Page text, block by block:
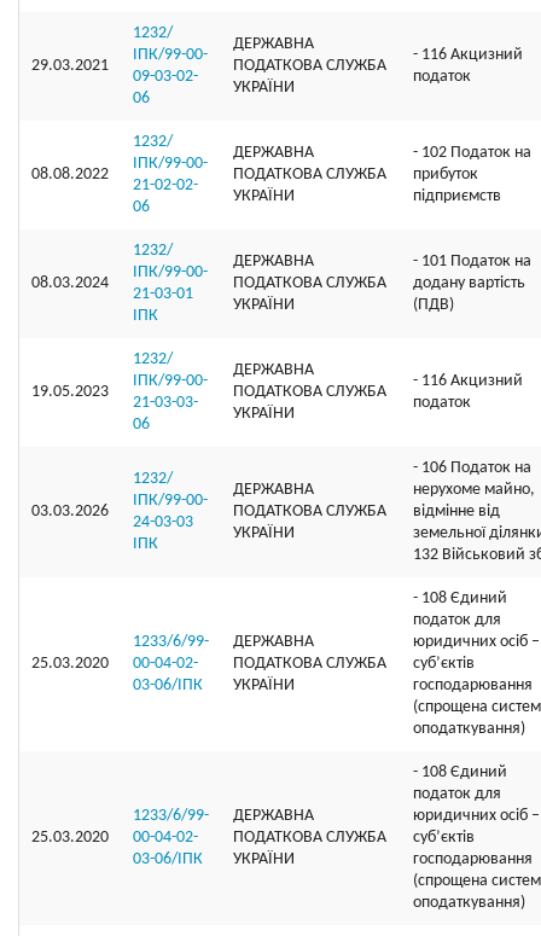
29.03.2021
1232/
ІПК/99-00-
09-03-02-
06
ДЕРЖАВНА
ПОДАТКОВА СЛУЖБА
УКРАЇНИ
- 116 Акцизний
податок
08.08.2022
1232/
ІПК/99-00-
21-02-02-
06
ДЕРЖАВНА
ПОДАТКОВА СЛУЖБА
УКРАЇНИ
- 102 Податок на
прибуток
підприємств
08.03.2024
1232/
ІПК/99-00-
21-03-01
ІПК
ДЕРЖАВНА
ПОДАТКОВА СЛУЖБА
УКРАЇНИ
- 101 Податок на
додану вартість
(ПДВ)
19.05.2023
1232/
ІПК/99-00-
21-03-03-
06
ДЕРЖАВНА
ПОДАТКОВА СЛУЖБА
УКРАЇНИ
- 116 Акцизний
податок
03.03.2026
1232/
ІПК/99-00-
24-03-03
ІПК
ДЕРЖАВНА
ПОДАТКОВА СЛУЖБА
УКРАЇНИ
- 106 Податок на
нерухоме майно,
відмінне від
земельної
132 Військовий
25.03.2020
1233/6/99-
00-04-02-
03-06/ІПК
ДЕРЖАВНА
ПОДАТКОВА СЛУЖБА
УКРАЇНИ
- 108 Єдиний
податок для
юридичних осіб –
суб’єктів
господарювання
(спрощена
оподаткування)
25.03.2020
1233/6/99-
00-04-02-
03-06/ІПК
ДЕРЖАВНА
ПОДАТКОВА СЛУЖБА
УКРАЇНИ
- 108 Єдиний
податок для
юридичних осіб –
суб’єктів
господарювання
(спрощена
оподаткування)